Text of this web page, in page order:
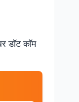
डॉट कॉम